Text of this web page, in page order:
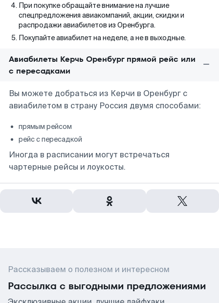
При покупке обращайте внимание на лучшие
спецпредложения авиакомпаний, акции, скидки и
распродажи авиабилетов из Оренбурга.
Покупайте авиабилет на неделе, а не в выходные.
Авиабилеты Керчь Оренбург прямой рейс или
с пересадками
Вы можете добраться из Керчи в Оренбург с
авиабилетом в страну Россия двумя способами:
прямым рейсом
рейс с пересадкой
Иногда в расписании могут встречаться
чартерные рейсы и лоукосты.
Рассказываем о полезном и интересном
Рассылка с выгодными предложениями